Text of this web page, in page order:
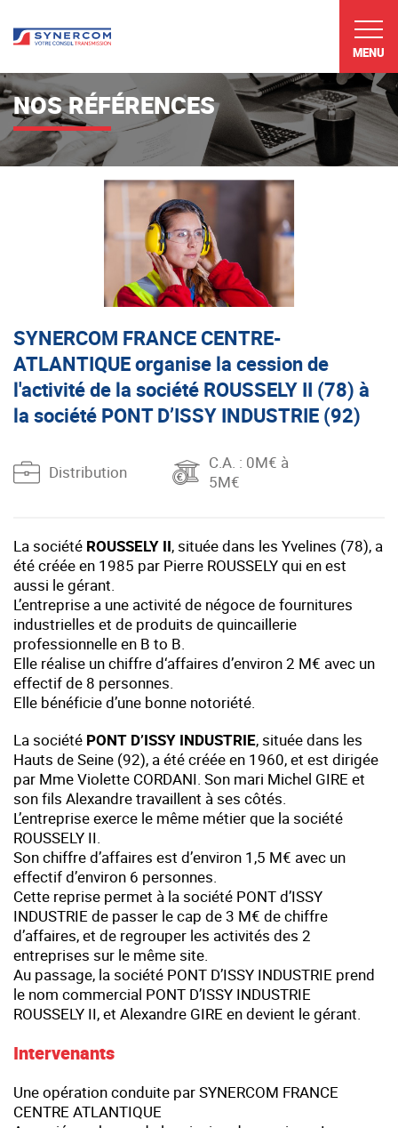
MENU
NOS RÉFÉRENCES
SYNERCOM FRANCE CENTRE-
ATLANTIQUE organise la cession de
l'activité de la société ROUSSELY II (78) à
la société PONT D’ISSY INDUSTRIE (92)
Distribution C.A. : 0M€ à
5M€
La société ROUSSELY II, située dans les Yvelines (78), a
été créée en 1985 par Pierre ROUSSELY qui en est
aussi le gérant.
L’entreprise a une activité de négoce de fournitures
industrielles et de produits de quincaillerie
professionnelle en B to B.
Elle réalise un chiffre d‘affaires d’environ 2 M€ avec un
effectif de 8 personnes.
Elle bénéficie d’une bonne notoriété.
La société PONT D’ISSY INDUSTRIE, située dans les
Hauts de Seine (92), a été créée en 1960, et est dirigée
par Mme Violette CORDANI. Son mari Michel GIRE et
son fils Alexandre travaillent à ses côtés.
L’entreprise exerce le même métier que la société
ROUSSELY II.
Son chiffre d’affaires est d’environ 1,5 M€ avec un
effectif d’environ 6 personnes.
Cette reprise permet à la société PONT d’ISSY
INDUSTRIE de passer le cap de 3 M€ de chiffre
d’affaires, et de regrouper les activités des 2
entreprises sur le même site.
Au passage, la société PONT D’ISSY INDUSTRIE prend
le nom commercial PONT D’ISSY INDUSTRIE
ROUSSELY II, et Alexandre GIRE en devient le gérant.
Intervenants
Une opération conduite par SYNERCOM FRANCE
CENTRE ATLANTIQUE